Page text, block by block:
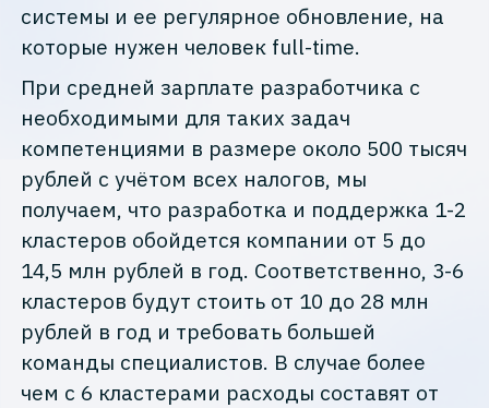
системы и ее регулярное обновление, на
которые нужен человек full-time.
При средней зарплате разработчика с
необходимыми для таких задач
компетенциями в размере около 500 тысяч
рублей с учётом всех налогов, мы
получаем, что разработка и поддержка 1-2
кластеров обойдется компании от 5 до
14,5 млн рублей в год. Соответственно, 3-6
кластеров будут стоить от 10 до 28 млн
рублей в год и требовать большей
команды специалистов. В случае более
чем с 6 кластерами расходы составят от